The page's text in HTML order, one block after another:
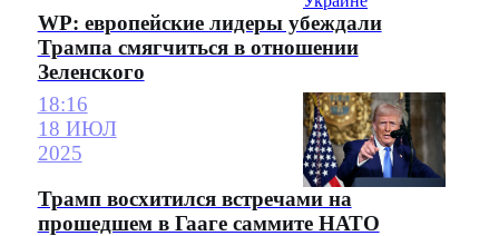
WP: европейские лидеры убеждали
Трампа смягчиться в отношении
Зеленского
18:16
18 ИЮЛ
2025
Трамп восхитился встречами на
прошедшем в Гааге саммите НАТО